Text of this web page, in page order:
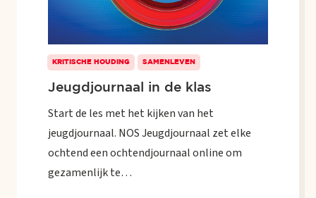
KRITISCHE HOUDING SAMENLEVEN
Jeugdjournaal in de klas
Start de les met het kijken van het
jeugdjournaal. NOS Jeugdjournaal zet elke
ochtend een ochtendjournaal online om
gezamenlijk te…